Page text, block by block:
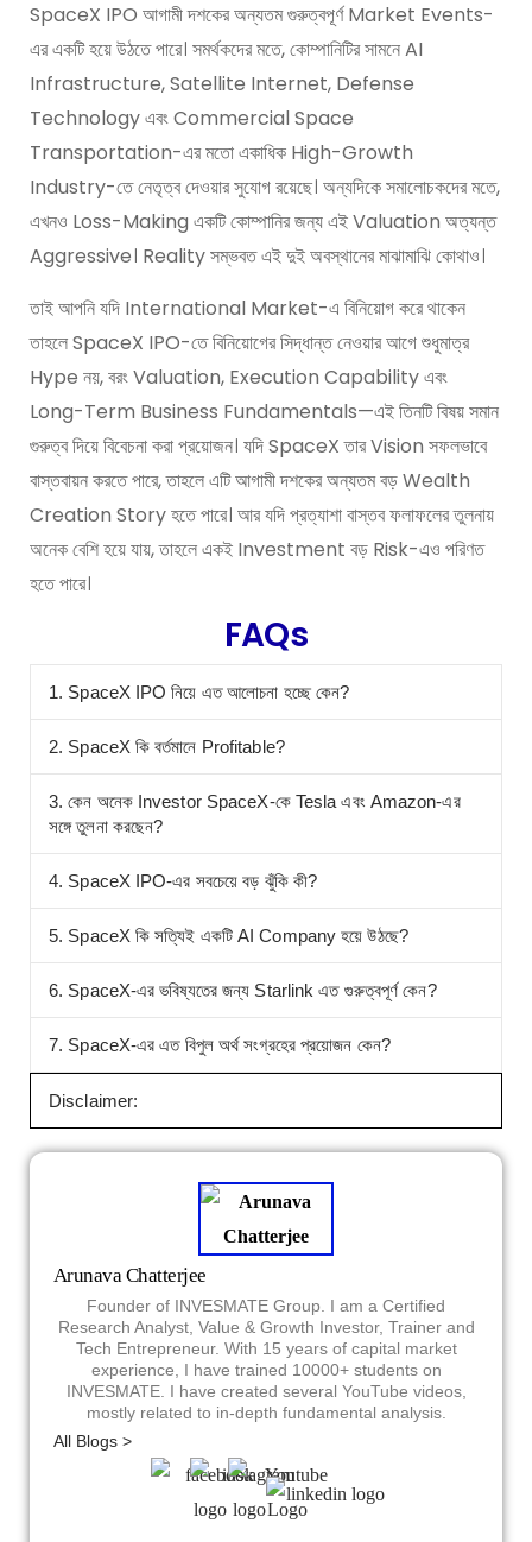
SpaceX IPO আগামী দশকের অন্যতম গুরুত্বপূর্ণ Market Events-
এর একটি হয়ে উঠতে পারে। সমর্থকদের মতে, কোম্পানিটির সামনে AI
Infrastructure, Satellite Internet, Defense
Technology এবং Commercial Space
Transportation-এর মতো একাধিক High-Growth
Industry-তে নেতৃত্ব দেওয়ার সুযোগ রয়েছে। অন্যদিকে সমালোচকদের মতে,
এখনও Loss-Making একটি কোম্পানির জন্য এই Valuation অত্যন্ত
Aggressive। Reality সম্ভবত এই দুই অবস্থানের মাঝামাঝি কোথাও।
তাই আপনি যদি International Market-এ বিনিয়োগ করে থাকেন
তাহলে SpaceX IPO-তে বিনিয়োগের সিদ্ধান্ত নেওয়ার আগে শুধুমাত্র
Hype নয়, বরং Valuation, Execution Capability এবং
Long-Term Business Fundamentals—এই তিনটি বিষয় সমান
গুরুত্ব দিয়ে বিবেচনা করা প্রয়োজন। যদি SpaceX তার Vision সফলভাবে
বাস্তবায়ন করতে পারে, তাহলে এটি আগামী দশকের অন্যতম বড় Wealth
Creation Story হতে পারে। আর যদি প্রত্যাশা বাস্তব ফলাফলের তুলনায়
অনেক বেশি হয়ে যায়, তাহলে একই Investment বড় Risk-এও পরিণত
হতে পারে।
FAQs
1. SpaceX IPO নিয়ে এত আলোচনা হচ্ছে কেন?
2. SpaceX কি বর্তমানে Profitable?
3. কেন অনেক Investor SpaceX-কে Tesla এবং Amazon-এর
সঙ্গে তুলনা করছেন?
4. SpaceX IPO-এর সবচেয়ে বড় ঝুঁকি কী?
5. SpaceX কি সত্যিই একটি AI Company হয়ে উঠছে?
6. SpaceX-এর ভবিষ্যতের জন্য Starlink এত গুরুত্বপূর্ণ কেন?
7. SpaceX-এর এত বিপুল অর্থ সংগ্রহের প্রয়োজন কেন?
Disclaimer:
Arunava Chatterjee
Founder of INVESMATE Group. I am a Certified
Research Analyst, Value & Growth Investor, Trainer and
Tech Entrepreneur. With 15 years of capital market
experience, I have trained 10000+ students on
INVESMATE. I have created several YouTube videos,
mostly related to in-depth fundamental analysis.
All Blogs >